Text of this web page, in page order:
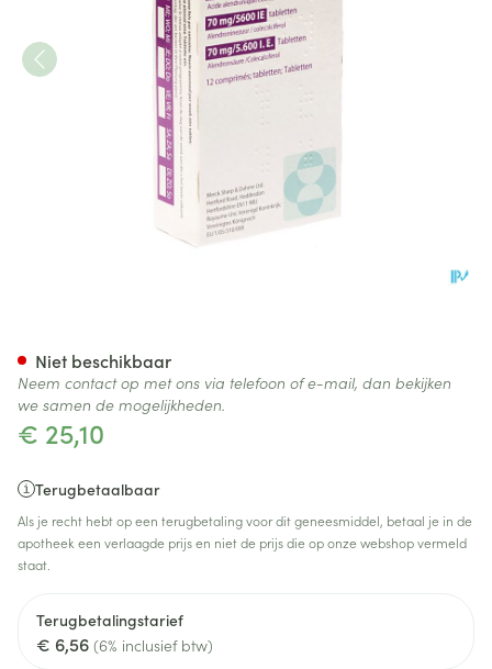
€ 25,10
Terugbetaalbaar
Als je recht hebt op een terugbetaling voor dit geneesmiddel, betaal je in de
apotheek een verlaagde prijs en niet de prijs die op onze webshop vermeld
staat.
Terugbetalingstarief
€ 6,56 (6% inclusief btw)
Niet beschikbaar
Neem contact op met ons via telefoon of e-mail, dan bekijken
we samen de mogelijkheden.